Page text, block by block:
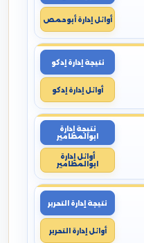
أوائل إدارة أبوحمص
نتيجة إدارة إدكو
أوائل إدارة إدكو
نتيجة إدارة
ابوالمطامير
أوائل إدارة
ابوالمطامير
نتيجة إدارة التحرير
أوائل إدارة التحرير